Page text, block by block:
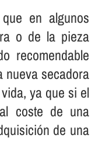
en algunos
o de la pieza
recomendable
nueva secadora
ya que si el
coste de una
de una